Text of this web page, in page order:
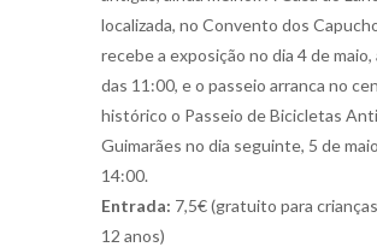
localizada, no Convento dos
recebe a exposição no dia 4 de
das 11:00, e o passeio arranca no
histórico o Passeio de Bicicletas
Guimarães no dia seguinte, 5 de
14:00.
Entrada: 7,5€ (gratuito para
12 anos)